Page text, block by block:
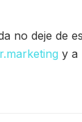
no deje de
y a